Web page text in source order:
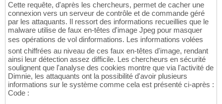
Cette requête, d'après les chercheurs, permet de cacher une
connexion vers un serveur de contrôle et de commande géré
par les attaquants. Il ressort des informations recueillies que le
malware utilise de faux en-têtes d'image Jpeg pour masquer
ses opérations de vol dinformations. Les informations volées
sont chiffrées au niveau de ces faux en-têtes d'image, rendant
ainsi leur détection assez difficile. Les chercheurs en sécurité
soulignent que l'analyse des cookies montre que via l'activité de
Dimnie, les attaquants ont la possibilité d'avoir plusieurs
informations sur le système comme cela est présenté ci-après :
Code :